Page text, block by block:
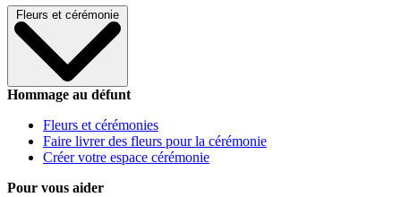
Fleurs et cérémonie
Hommage au défunt
Fleurs et cérémonies
Faire livrer des fleurs pour la cérémonie
Créer votre espace cérémonie
Pour vous aider